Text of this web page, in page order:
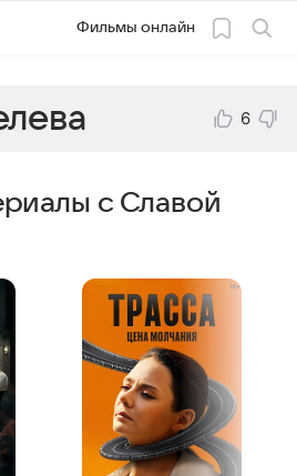
Фильмы онлайн
6
с Славой